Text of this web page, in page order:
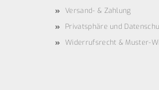
Versand- & Zahlung
Privatsphäre und
Widerrufsrecht & Muster-